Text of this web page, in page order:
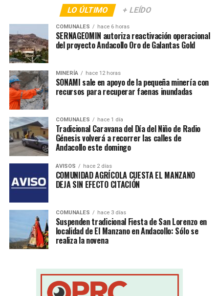
LO ÚLTIMO + LEÍDO
COMUNALES hace 6 horas
SERNAGEOMIN autoriza reactivación operacional
del proyecto Andacollo Oro de Galantas Gold
MINERÍA hace 12 horas
SONAMI sale en apoyo de la pequeña minería con
recursos para recuperar faenas inundadas
COMUNALES hace 1 día
Tradicional Caravana del Día del Niño de Radio
Génesis volverá a recorrer las calles de
Andacollo este domingo
AVISOS hace 2 días
COMUNIDAD AGRÍCOLA CUESTA EL MANZANO
DEJA SIN EFECTO CITACIÓN
COMUNALES hace 3 días
Suspenden tradicional Fiesta de San Lorenzo en
localidad de El Manzano en Andacollo: Sólo se
realiza la novena